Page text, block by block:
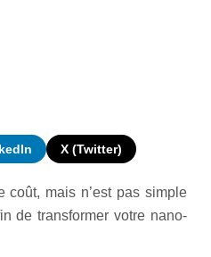
X (Twitter)
mais n’est pas simple
de transformer votre nano-